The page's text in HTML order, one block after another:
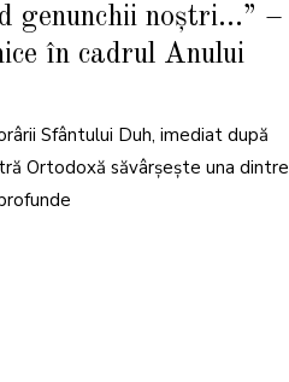
genunchii noștri…” –
în cadrul Anului
Sfântului Duh, imediat după
Ortodoxă săvârșește una dintre